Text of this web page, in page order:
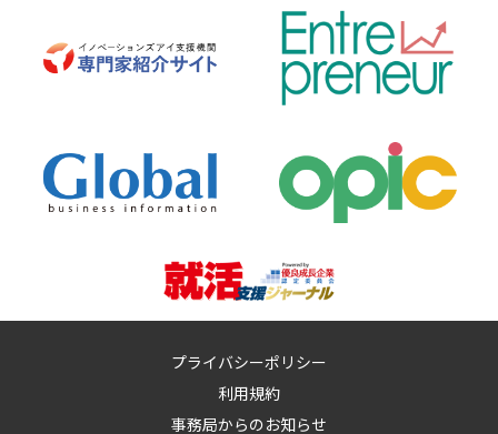
プライバシーポリシー
利用規約
事務局からのお知らせ